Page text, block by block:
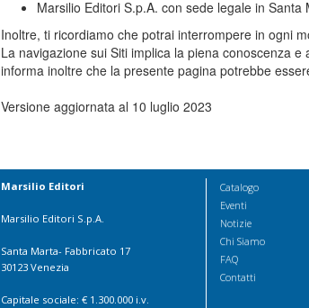
Marsilio Editori S.p.A. con sede legale in
Inoltre, ti ricordiamo che potrai interrompere in ogni
La navigazione sui Siti implica la piena conoscenza
informa inoltre che la presente pagina potrebbe
Versione aggiornata al 10 luglio 2023
Marsilio Editori
Marsilio Editori S.p.A.
Santa Marta- Fabbricato 17
30123 Venezia
Capitale sociale: € 1.300.000 i.v.
Catalogo
Eventi
Notizie
Chi Siamo
FAQ
Contatti